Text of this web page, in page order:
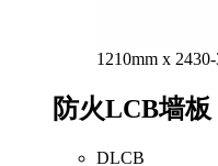
1210mm x
防火LCB墙板
DLCB